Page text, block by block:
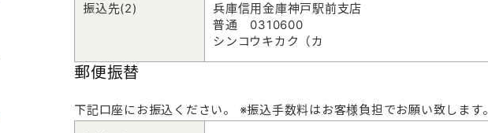
振込先(2)
兵庫信用金庫神戸駅前支店
普通 0310600
シンコウキカク（カ
郵便振替
下記口座にお振込ください。 ※振込手数料はお客様負担でお願い致します。